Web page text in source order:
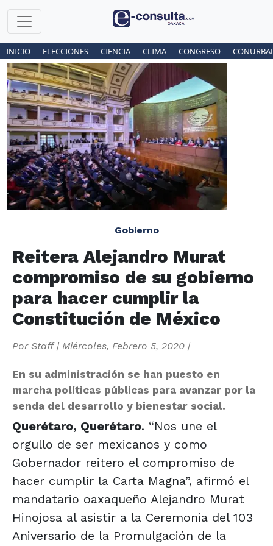
INICIO ELECCIONES CIENCIA CLIMA CONGRESO
Gobierno
Reitera Alejandro Murat
compromiso de su gobierno
para hacer cumplir la
Constitución de México
Por Staff| Miércoles, Febrero 5, 2020 |
En su administración se han puesto en
marcha políticas públicas para avanzar por la
senda del desarrollo y bienestar social.
Querétaro, Querétaro. “Nos une el
orgullo de ser mexicanos y como
Gobernador reitero el compromiso de
hacer cumplir la Carta Magna”, afirmó el
mandatario oaxaqueño Alejandro Murat
Hinojosa al asistir a la Ceremonia del 103
Aniversario de la Promulgación de la